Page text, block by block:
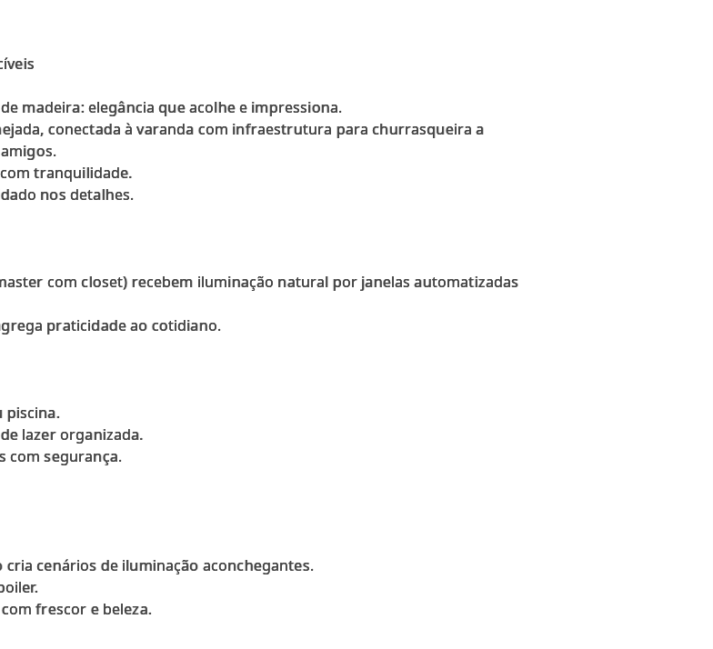
madeira: elegância que acolhe e impressiona.
conectada à varanda com infraestrutura para churrasqueira a
tranquilidade.
nos detalhes.
com closet) recebem iluminação natural por janelas automatizadas
praticidade ao cotidiano.
piscina.
lazer organizada.
com segurança.
cenários de iluminação aconchegantes.
frescor e beleza.